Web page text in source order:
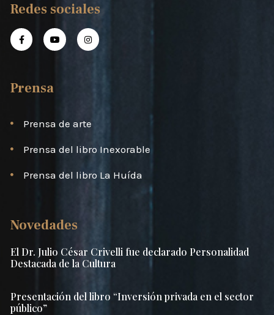
Redes sociales
Prensa
Prensa de arte
Prensa del libro Inexorable
Prensa del libro La Huída
Novedades
El Dr. Julio César Crivelli fue declarado Personalidad
Destacada de la Cultura
Presentación del libro “Inversión privada en el sector
público”